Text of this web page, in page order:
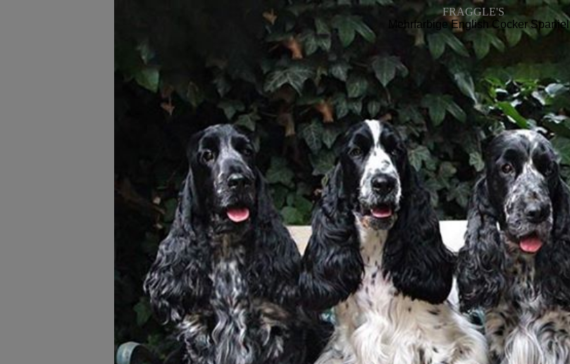
FRAGGLE'S
Mehrfarbige English Cocker Spaniel